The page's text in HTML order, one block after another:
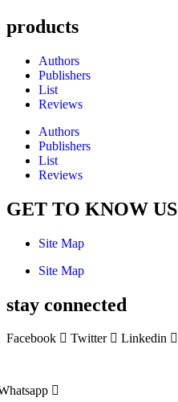
products
Authors
Publishers
List
Reviews
Authors
Publishers
List
Reviews
GET TO KNOW US
Site Map
Site Map
stay connected
Facebook Twitter Linkedin